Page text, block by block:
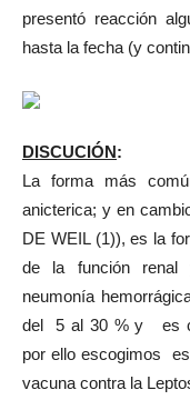
presentó reacción
hasta la fecha (y
DISCUCIÓN:
La forma más
anicterica; y en
DE WEIL (1)), es la
de la función renal
neumonía
del 5 al 30 % y es
por ello escogimos
vacuna contra la